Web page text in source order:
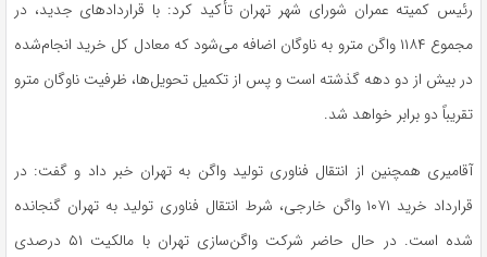
رئیس کمیته عمران شورای شهر تهران تأکید کرد: با قراردادهای جدید، در
مجموع ۱۱۸۴ واگن مترو به ناوگان اضافه می‌شود که معادل کل خرید انجام‌شده
در بیش از دو دهه گذشته است و پس از تکمیل تحویل‌ها، ظرفیت ناوگان مترو
تقریباً دو برابر خواهد شد.
آقامیری همچنین از انتقال فناوری تولید واگن به تهران خبر داد و گفت: در
قرارداد خرید ۱۰۷۱ واگن خارجی، شرط انتقال فناوری تولید به تهران گنجانده
شده است. در حال حاضر شرکت واگن‌سازی تهران با مالکیت ۵۱ درصدی